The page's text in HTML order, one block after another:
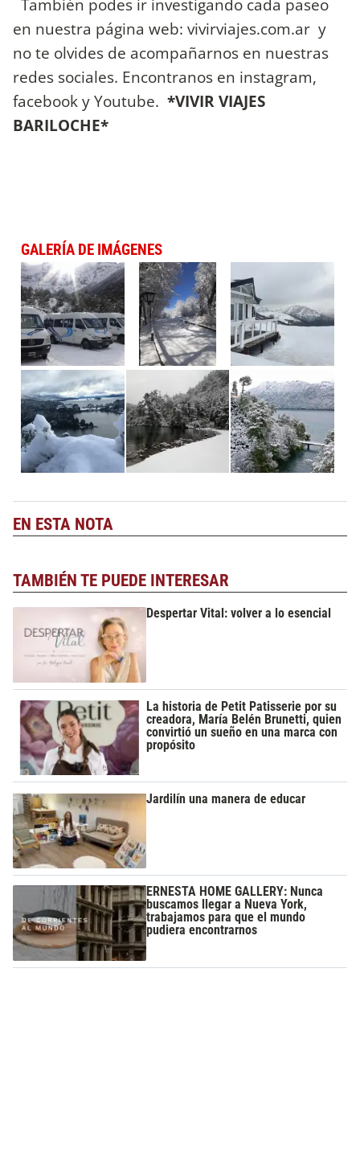
en nuestra página web: vivirviajes.com.ar y
no te olvides de acompañarnos en nuestras
redes sociales. Encontranos en instagram,
facebook y Youtube. *VIVIR VIAJES
BARILOCHE*
GALERÍA DE IMÁGENES
EN ESTA NOTA
TAMBIÉN TE PUEDE INTERESAR
Despertar Vital: volver a lo esencial
La historia de Petit Patisserie por su
creadora, María Belén Brunetti, quien
convirtió un sueño en una marca con
propósito
Jardilín una manera de educar
ERNESTA HOME GALLERY: Nunca
buscamos llegar a Nueva York,
trabajamos para que el mundo
pudiera encontrarnos